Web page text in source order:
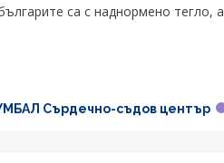
са с наднормено тегло, а
Сърдечно-съдов център